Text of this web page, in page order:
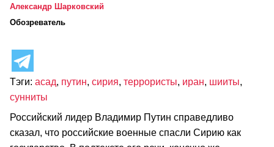
Александр Шарковский
Обозреватель
Тэги: асад, путин, сирия, террористы, иран, шииты,
сунниты
Российский лидер Владимир Путин справедливо
сказал, что российские военные спасли Сирию как